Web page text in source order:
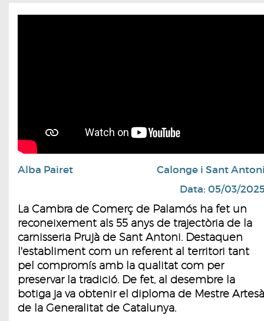
Alba Pairet
Calonge i Sant
Data: 05/03/
La Cambra de Comerç de Palamós ha fet un
reconeixement als 55 anys de trajectòria de la
carnisseria Prujà de Sant Antoni. Destaquen
l'establiment com un referent al territori tant
pel compromís amb la qualitat com per
preservar la tradició. De fet, al desembre la
botiga ja va obtenir el diploma de Mestre Artesà
de la Generalitat de Catalunya.